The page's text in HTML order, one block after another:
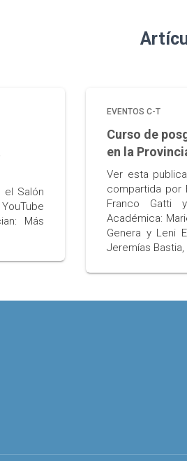
el Salón
Más
EVENTOS C-T
Curso de
en la
Ver esta
compartida por
Franco Gatti
Académica:
Genera y Leni
Jeremías